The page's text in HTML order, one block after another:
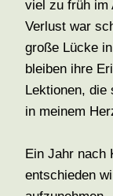
viel zu früh im
Verlust war
große Lücke
bleiben ihre
Lektionen,
in meinem
Ein Jahr nach
entschieden